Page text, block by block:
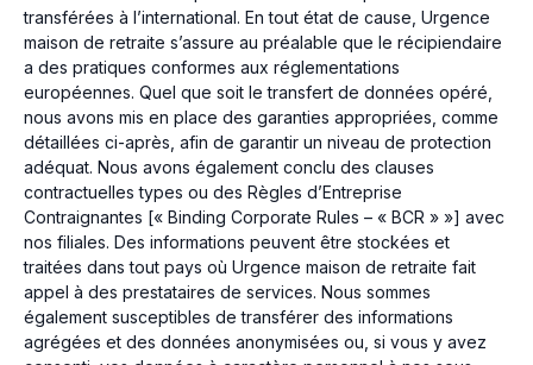
transférées à l’international. En tout état de cause, Urgence
maison de retraite s’assure au préalable que le récipiendaire
a des pratiques conformes aux réglementations
européennes. Quel que soit le transfert de données opéré,
nous avons mis en place des garanties appropriées, comme
détaillées ci-après, afin de garantir un niveau de protection
adéquat. Nous avons également conclu des clauses
contractuelles types ou des Règles d’Entreprise
Contraignantes [« Binding Corporate Rules – « BCR » »] avec
nos filiales. Des informations peuvent être stockées et
traitées dans tout pays où Urgence maison de retraite fait
appel à des prestataires de services. Nous sommes
également susceptibles de transférer des informations
agrégées et des données anonymisées ou, si vous y avez